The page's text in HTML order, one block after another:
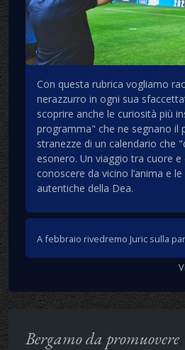
Con questa rubrica vogliamo
nerazzurro in ogni sua
scoprire anche le curiosità più
programma" che ne segnano il
stranezze di un calendario che
esonero. Un viaggio tra cuore e
conoscere da vicino l’anima e
autentiche della Dea.
A febbraio rivedremo Juric sulla
Bergamo da promuovere